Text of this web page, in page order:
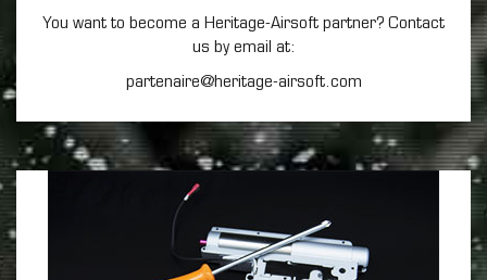
You want to become a Heritage-Airsoft partner? Contact
us by email at:
partenaire@heritage-airsoft.com